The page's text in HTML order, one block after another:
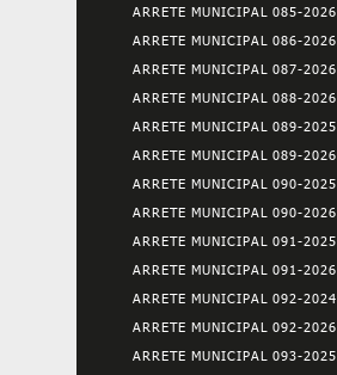
ARRETE MUNICIPAL 085-2026
ARRETE MUNICIPAL 086-2026
ARRETE MUNICIPAL 087-2026
ARRETE MUNICIPAL 088-2026
ARRETE MUNICIPAL 089-2025
ARRETE MUNICIPAL 089-2026
ARRETE MUNICIPAL 090-2025
ARRETE MUNICIPAL 090-2026
ARRETE MUNICIPAL 091-2025
ARRETE MUNICIPAL 091-2026
ARRETE MUNICIPAL 092-2024
ARRETE MUNICIPAL 092-2026
ARRETE MUNICIPAL 093-2025